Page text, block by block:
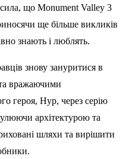
що Monument Valley 3
ще більше викликів
знають і люблять.
знову зануритися в
вражаючими
героя, Нур, через серію
архітектурою та
шляхи та вирішити